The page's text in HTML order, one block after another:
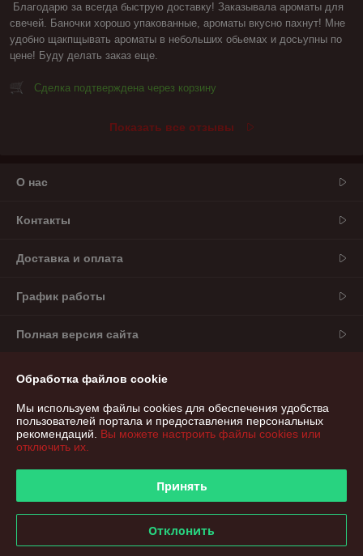
Благодарю за всегда быструю доставку! Заказывала ароматы для
свечей. Баночки хорошо упакованные, ароматы вкусно пахнут! Мне
удобно щакпщывать ароматы в небольших обьемах и досьупны по
цене! Буду делать заказ еще.
Сделка подтверждена через корзину
Показать все отзывы
О нас
Контакты
Доставка и оплата
График работы
Полная версия сайта
Политика обработки cookies
Сайт создан на платформе Deal.by
Информация для покупателя
Частное торгово-производственное унитарное
224022, Республика Беларусь, Брестская область, г.Брест,
ул.Карьерная, 12А, пом. 5, каб.1В
Обработка файлов cookie
Мы используем файлы cookies для обеспечения удобства
пользователей портала и предоставления персональных
рекомендаций. Вы можете настроить файлы cookies или
отключить их.
Принять
Отклонить